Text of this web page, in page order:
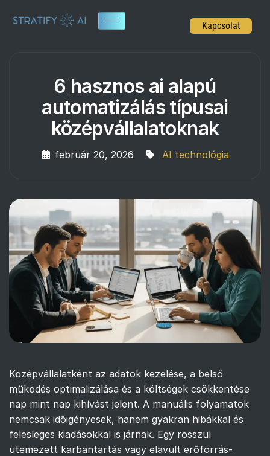
Kapcsolat
6 hasznos ai alapú
automatizálás típusai
középvállalatoknak
február 20, 2026 AI technológia
Középvállalatként az adatok kezelése, a belső
működés optimalizálása és a költségek csökkentése
nap mint nap kihívást jelent. A manuális folyamatok
nemcsak időigényesek, hanem gyakran hibákkal és
felesleges kiadásokkal is járnak. Egy rosszul
ütemezett karbantartás vagy elavult erőforrás-